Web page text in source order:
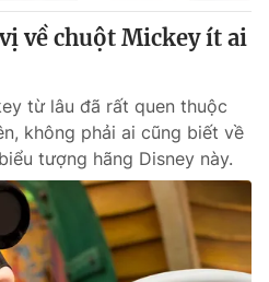
về chuột Mickey ít ai
từ lâu đã rất quen thuộc
không phải ai cũng biết về
tượng hãng Disney này.